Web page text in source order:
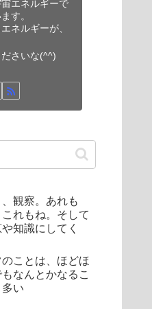
エネルギーで
す。
ネルギーが、
さいな(^^)
、観察。あれも
これもね。そして
知識にしてく
のことは、ほどほ
もなんとかなるこ
多い